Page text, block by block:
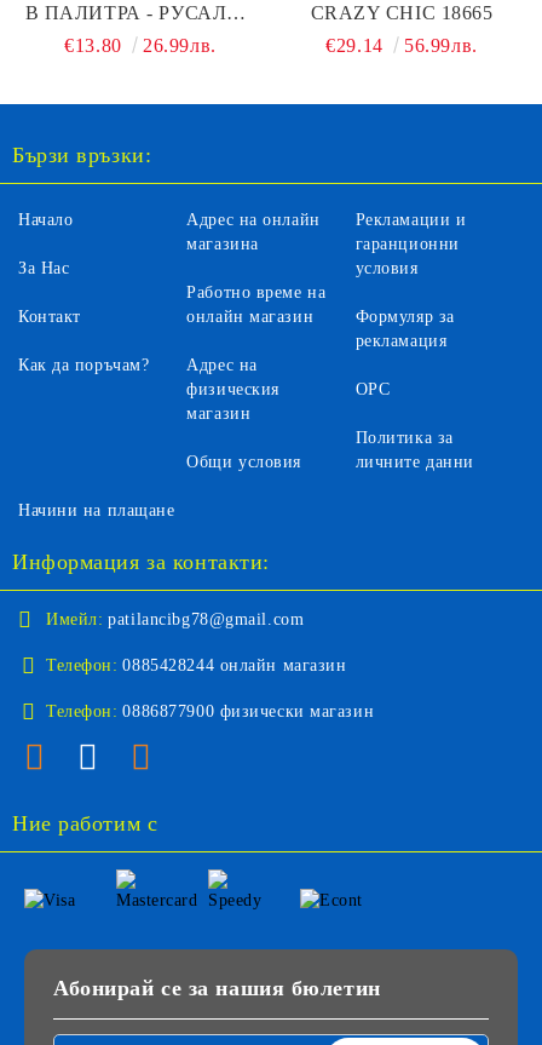
В ПАЛИТРА - РУСАЛКА
CRAZY CHIC 18642
€13.80 26.99лв.
CRAZY CHIC 18665
€29.14
56.99лв.
Бързи връзки:
Начало
За Нас
Контакт
Как да поръчам?
Адрес на онлайн
магазина
Работно време на
онлайн магазин
Адрес на
физическия
магазин
Общи условия
Рекламации и
гаранционни
условия
Формуляр за
рекламация
ОРС
Политика за
личните данни
Начини на плащане
Информация за контакти:
Имейл: patilancibg78@gmail.com
Телефон: 0885428244 онлайн магазин
Телефон: 0886877900 физически магазин
Ние работим с
Абонирай се за нашия бюлетин